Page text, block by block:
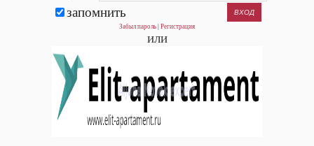
запомнить
Забыл пароль Регистрация
или